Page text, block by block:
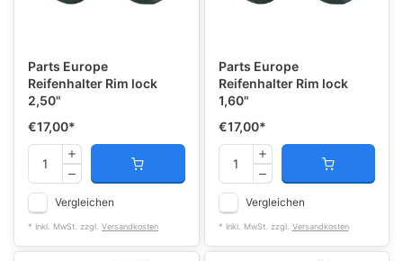
Parts Europe
Reifenhalter Rim lock
2,50"
€17,00*
Vergleichen
* Inkl. MwSt. zzgl. Versandkosten
Parts Europe
Reifenhalter Rim lock
1,60"
€17,00*
Vergleichen
* Inkl. MwSt. zzgl. Versandkosten